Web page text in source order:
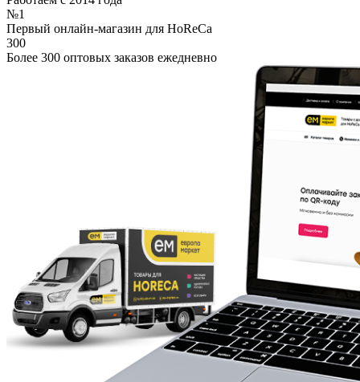
№1
Первый онлайн-магазин для HoReCa
300
Более 300 оптовых заказов ежедневно